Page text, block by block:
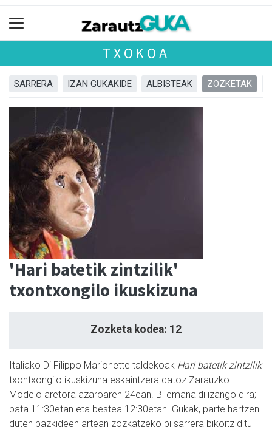
TXOKOA
SARRERA IZAN GUKAKIDE ALBISTEAK ZOZKETAK
'Hari batetik zintzilik'
txontxongilo ikuskizuna
Zozketa kodea: 12
Italiako Di Filippo Marionette taldekoak Hari batetik zintzilik
txontxongilo ikuskizuna eskaintzera datoz Zarauzko
Modelo aretora azaroaren 24ean. Bi emanaldi izango dira;
bata 11:30etan eta bestea 12:30etan. Gukak, parte hartzen
duten bazkideen artean zozkatzeko bi sarrera bikoitz ditu